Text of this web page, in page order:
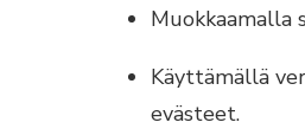
Muokkaamalla
Käyttämällä
evästeet.